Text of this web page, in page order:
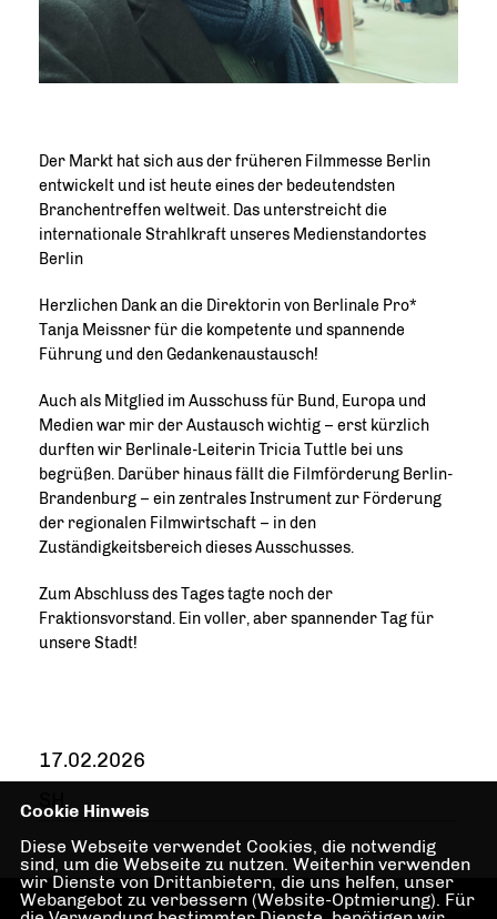
Der Markt hat sich aus der früheren Filmmesse Berlin
entwickelt und ist heute eines der bedeutendsten
Branchentreffen weltweit. Das unterstreicht die
internationale Strahlkraft unseres Medienstandortes
Berlin
Herzlichen Dank an die Direktorin von Berlinale Pro*
Tanja Meissner für die kompetente und spannende
Führung und den Gedankenaustausch!
Auch als Mitglied im Ausschuss für Bund, Europa und
Medien war mir der Austausch wichtig – erst kürzlich
durften wir Berlinale-Leiterin Tricia Tuttle bei uns
begrüßen. Darüber hinaus fällt die Filmförderung Berlin-
Brandenburg – ein zentrales Instrument zur Förderung
der regionalen Filmwirtschaft – in den
Zuständigkeitsbereich dieses Ausschusses.
Zum Abschluss des Tages tagte noch der
Fraktionsvorstand. Ein voller, aber spannender Tag für
unsere Stadt!
17.02.2026
SH
Cookie Hinweis
Diese Webseite verwendet Cookies, die notwendig
sind, um die Webseite zu nutzen. Weiterhin verwenden
wir Dienste von Drittanbietern, die uns helfen, unser
Webangebot zu verbessern (Website-Optmierung). Für